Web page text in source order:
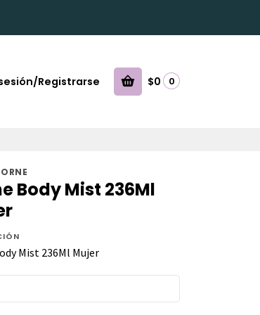
Registrarse $0 0
Body Mist 236Ml
Mist 236Ml Mujer